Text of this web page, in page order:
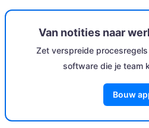
Van notities naar
Zet verspreide
software die je team
Bouw